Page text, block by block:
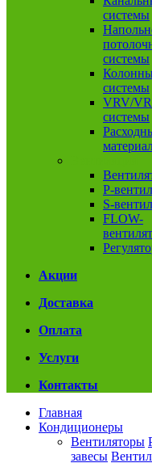
системы
системы
системы
VRV/
системы
P-
S-
FLOW-
Акции
Доставка
Оплата
Услуги
Контакты
Главная
Кондиционеры
Вентиляторы
завесы